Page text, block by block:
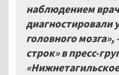
наблюдением
диагностировали
головного
строк» в пресс-